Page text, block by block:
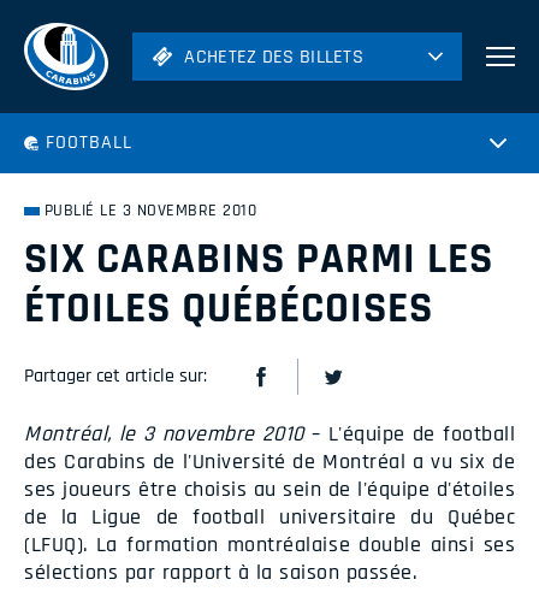
ACHETEZ DES BILLETS
ACHETEZ DES BILLETS
FOOTBALL
PUBLIÉ LE 3 NOVEMBRE 2010
SIX CARABINS PARMI LES
ÉTOILES QUÉBÉCOISES
Partager cet article sur:
Montréal, le 3 novembre 2010– L'équipe de football
des Carabins de l'Université de Montréal a vu six de
ses joueurs être choisis au sein de l'équipe d'étoiles
de la Ligue de football universitaire du Québec
(LFUQ). La formation montréalaise double ainsi ses
sélections par rapport à la saison passée.